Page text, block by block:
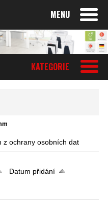
MENU
KATEGORIE
z ochrany osobních dat
Datum přidání